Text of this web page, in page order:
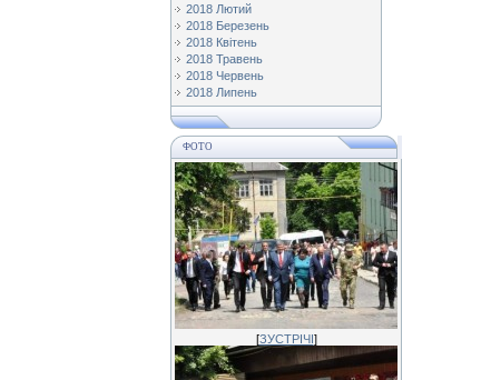
2018 Лютий
2018 Березень
2018 Квітень
2018 Травень
2018 Червень
2018 Липень
ФОТО
[ЗУСТРІЧІ]